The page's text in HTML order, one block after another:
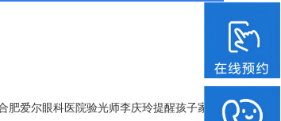
爱尔眼科医院验光师李庆玲提醒孩子家